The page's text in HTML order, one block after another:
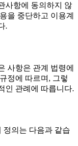
사항에 동의하지 않
을 중단하고 이용계
.
사항은 관계 법령에
정에 따르며, 그렇
인 관례에 따릅니다.
정의는 다음과 같습